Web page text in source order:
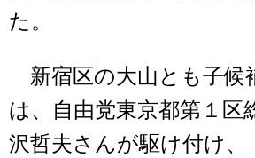
た。
新宿区の大山とも子候
は、自由党東京都第１区
沢哲夫さんが駆け付け、